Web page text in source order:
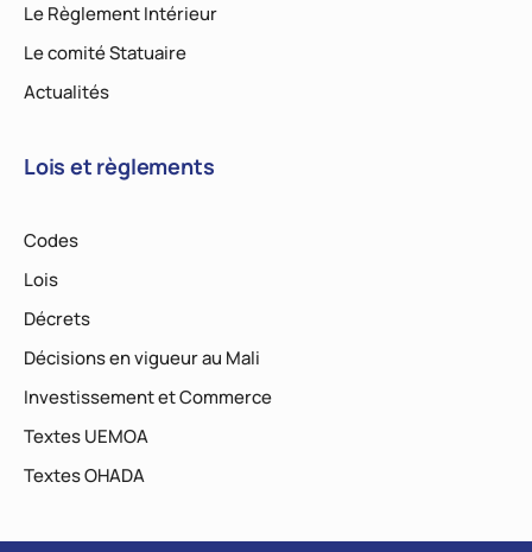
Le Règlement Intérieur
Le comité Statuaire
Actualités
Lois et règlements
Codes
Lois
Décrets
Décisions en vigueur au Mali
Investissement et Commerce
Textes UEMOA
Textes OHADA